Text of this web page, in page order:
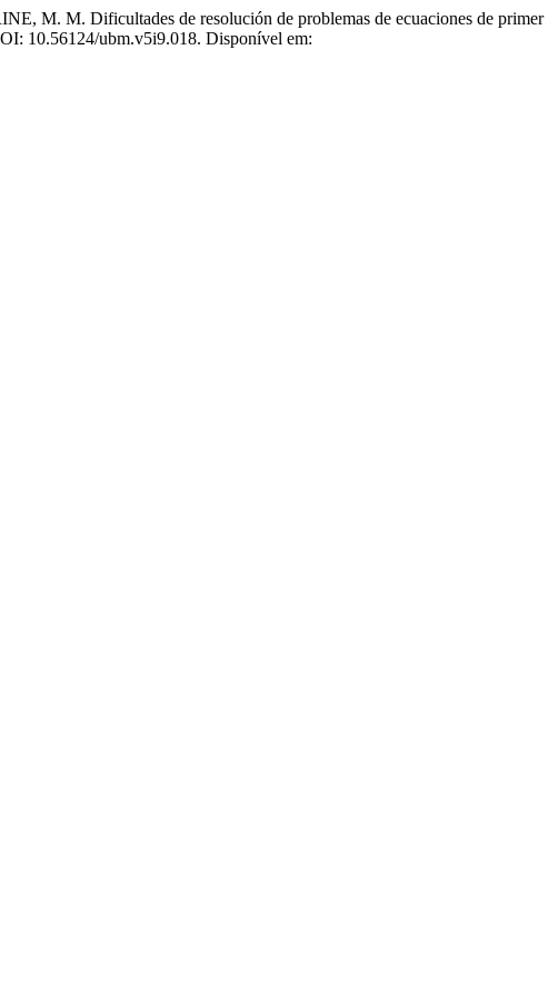
M. Dificultades de resolución de problemas de ecuaciones de primer
10.56124/ubm.v5i9.018. Disponível em: